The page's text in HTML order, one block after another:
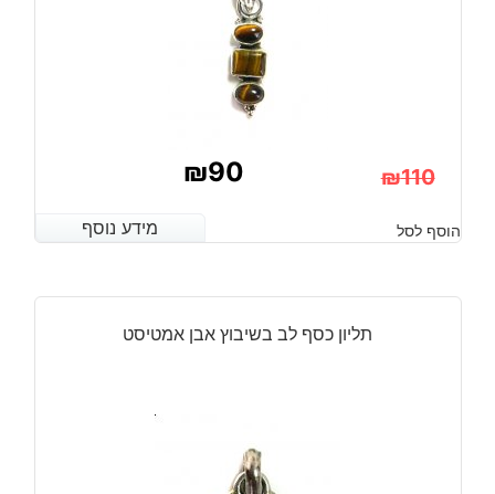
₪110
המקורי
היה:
₪90
הנוכחי
הוא:
מידע נוסף הוסף לסל מידע נוסף
תליון כסף לב בשיבוץ אבן אמטיסט